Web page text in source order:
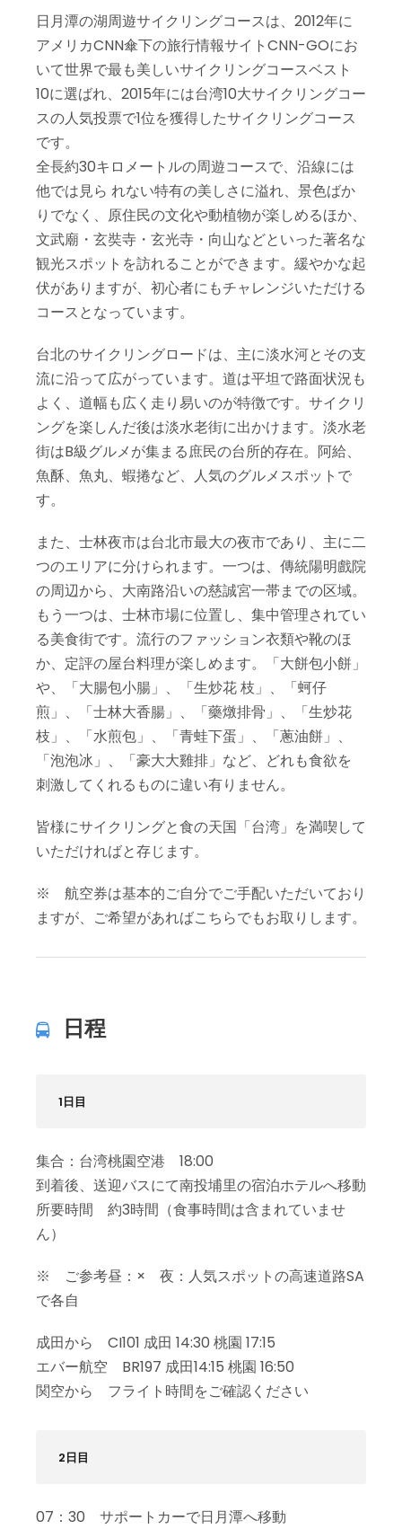
日月潭の湖周遊サイクリングコースは、2012年に
アメリカCNN傘下の旅行情報サイトCNN-GOにお
いて世界で最も美しいサイクリングコースベスト
10に選ばれ、2015年には台湾10大サイクリングコー
スの人気投票で1位を獲得したサイクリングコース
です。
全長約30キロメートルの周遊コースで、沿線には
他では見ら れない特有の美しさに溢れ、景色ばか
りでなく、原住民の文化や動植物が楽しめるほか、
文武廟・玄奘寺・玄光寺・向山などといった著名な
観光スポットを訪れることができます。緩やかな起
伏がありますが、初心者にもチャレンジいただける
コースとなっています。
台北のサイクリングロードは、主に淡水河とその支
流に沿って広がっています。道は平坦で路面状況も
よく、道幅も広く走り易いのが特徴です。サイクリ
ングを楽しんだ後は淡水老街に出かけます。淡水老
街はB級グルメが集まる庶民の台所的存在。阿給、
魚酥、魚丸、蝦捲など、人気のグルメスポットで
す。
また、士林夜市は台北市最大の夜市であり、主に二
つのエリアに分けられます。一つは、傳統陽明戲院
の周辺から、大南路沿いの慈誠宮一帯までの区域。
もう一つは、士林市場に位置し、集中管理されてい
る美食街です。流行のファッション衣類や靴のほ
か、定評の屋台料理が楽しめます。「大餅包小餅」
や、「大腸包小腸」、「生炒花 枝」、「蚵仔
煎」、「士林大香腸」、「藥燉排骨」、「生炒花
枝」、「水煎包」、「青蛙下蛋」、「蔥油餅」、
「泡泡冰」、「豪大大雞排」など、どれも食欲を
刺激してくれるものに違い有りません。
皆様にサイクリングと食の天国「台湾」を満喫して
いただければと存じます。
※ 航空券は基本的ご自分でご手配いただいており
ますが、ご希望があればこちらでもお取りします。
日程
1日目
集合：台湾桃園空港 18:00
到着後、送迎バスにて南投埔里の宿泊ホテルへ移動
所要時間 約3時間（食事時間は含まれていませ
ん）
※ ご参考昼：× 夜：人気スポットの高速道路SA
で各自
成田から CI101 成田 14:30 桃園 17:15
エバー航空 BR197 成田14:15 桃園 16:50
関空から フライト時間をご確認ください
2日目
07：30 サポートカーで日月潭へ移動